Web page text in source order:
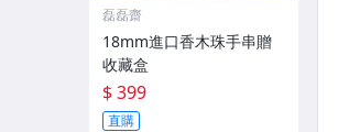
磊磊齋
18mm進口香木珠手串贈
收藏盒
$ 399
直購